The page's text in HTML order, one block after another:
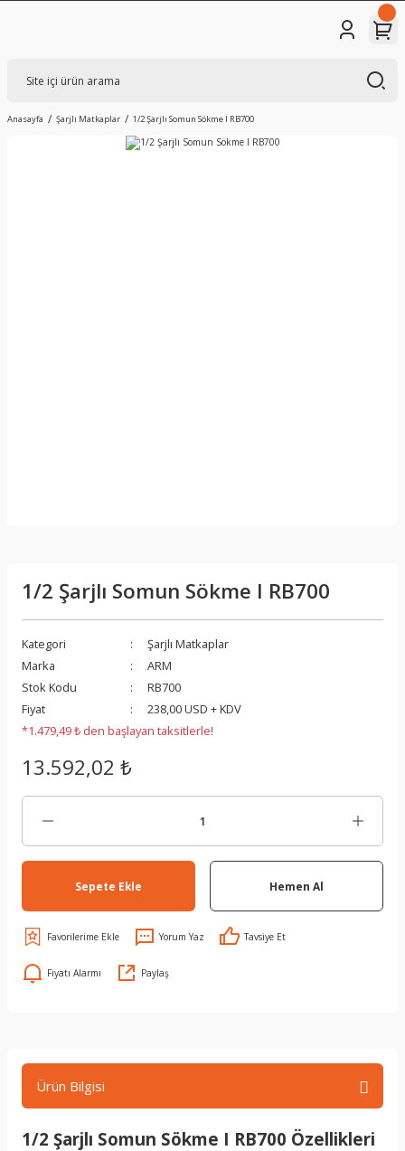
Anasayfa Şarjlı Matkaplar 1/2 Şarjlı Somun Sökme I RB700
1/2 Şarjlı Somun Sökme I RB700
Kategori
Şarjlı Matkaplar
Marka
ARM
Stok Kodu
RB700
Fiyat
238,00 USD + KDV
*1.479,49 ₺ den başlayan taksitlerle!
13.592,02 ₺
Sepete Ekle Hemen Al
Yorum Yaz Tavsiye Et
Fiyatı Alarmı Paylaş
Ürün Bilgisi
1/2 Şarjlı Somun Sökme I RB700 Özellikleri